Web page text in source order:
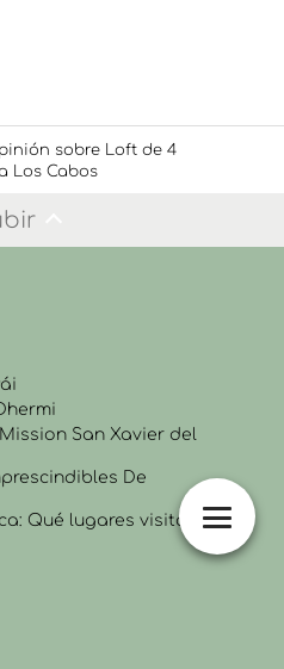
sobre Loft de 4
Los Cabos
San Xavier del
De
Qué lugares visitar en